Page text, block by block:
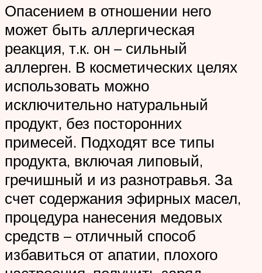
Опасением в отношении него
может быть аллергическая
реакция, т.к. он – сильный
аллерген. В косметических целях
использовать можно
исключительно натуральный
продукт, без посторонних
примесей. Подходят все типы
продукта, включая липовый,
гречишный и из разнотравья. За
счет содержания эфирных масел,
процедура нанесения медовых
средств – отличный способ
избавиться от апатии, плохого